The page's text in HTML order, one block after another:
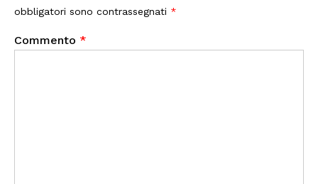
obbligatori sono contrassegnati *
Commento *